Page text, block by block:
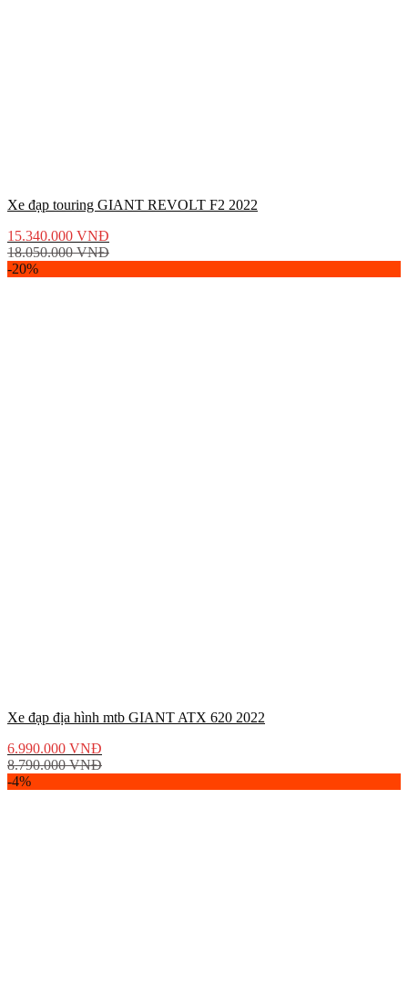
Xe đạp touring GIANT REVOLT F2 2022
15.340.000 VNĐ
18.050.000VNĐ
-20%
Xe đạp địa hình mtb GIANT ATX 620 2022
6.990.000 VNĐ
8.790.000VNĐ
-4%